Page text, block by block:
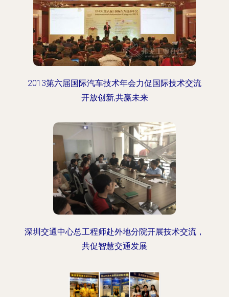
2013第六届国际汽车技术年会力促国际技术交流
开放创新,共赢未来
深圳交通中心总工程师赴外地分院开展技术交流，
共促智慧交通发展